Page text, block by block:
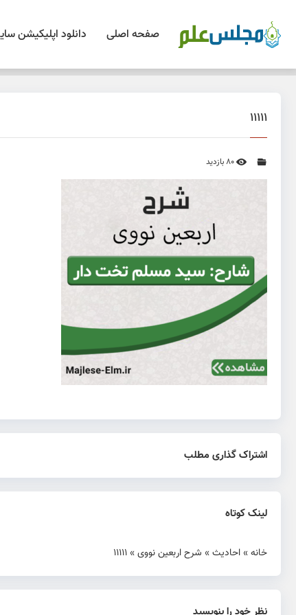
صفحه اصلی دانلود اپلیکیشن
11111
اشتراک گذاری مطلب
لینک کوتاه
خانه» احادیث» شرح اربعین نووی»
11111